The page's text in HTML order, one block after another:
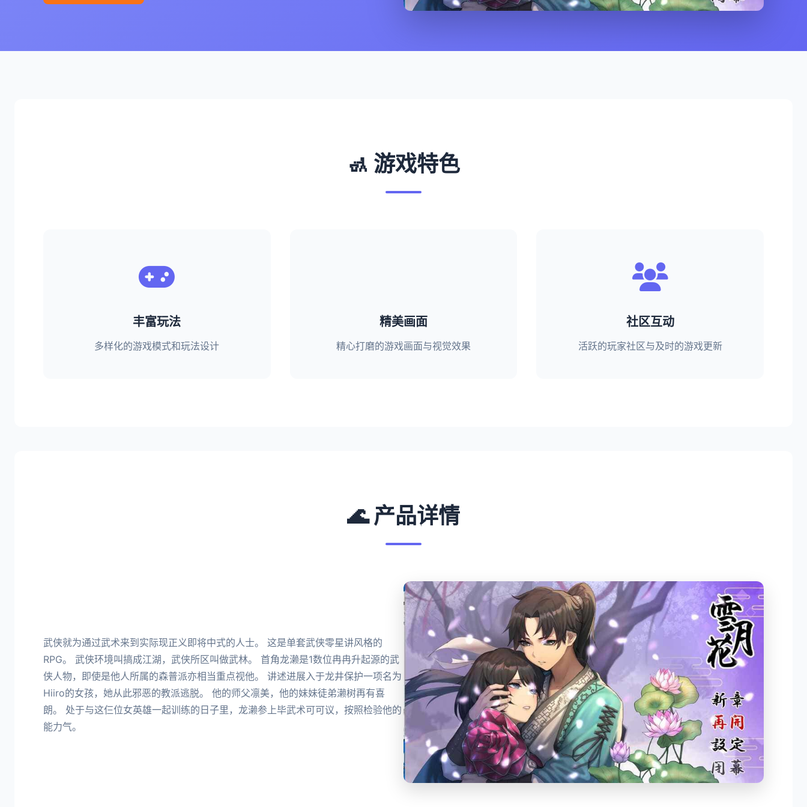
🚮 游戏特色
丰富玩法
多样化的游戏模式和玩法设计
精美画面
精心打磨的游戏画面与视觉效果
社区互动
活跃的玩家社区与及时的游戏更新
🌊 产品详情
武侠就为通过武术来到实际现正义即将中式的人士。 这是单套武侠零星讲风格的
RPG。 武侠环境叫搞成江湖，武侠所区叫做武林。 首角龙濑是1数位冉冉升起源的武
侠人物，即使是他人所属的森普派亦相当重点视他。 讲述进展入于龙井保护一项名为
Hiiro的女孩，她从此邪恶的教派逃脱。 他的师父凛美，他的妹妹徒弟濑树再有喜
朗。 处于与这仨位女英雄一起训练的日子里，龙濑参上毕武术可可议，按照检验他的
能力气。